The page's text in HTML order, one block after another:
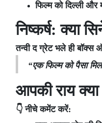
फिल्म को दिल्ली और
निष्कर्ष: क्या
तन्वी द ग्रेट भले ही बॉक्स
“एक फिल्म को पैसा
आपकी राय क्या
👇 नीचे कमेंट करें: